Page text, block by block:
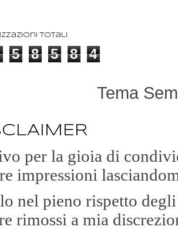
totali
5 8 5 8 4
Tema
per la gioia di
impressioni
nel pieno rispetto
rimossi a mia